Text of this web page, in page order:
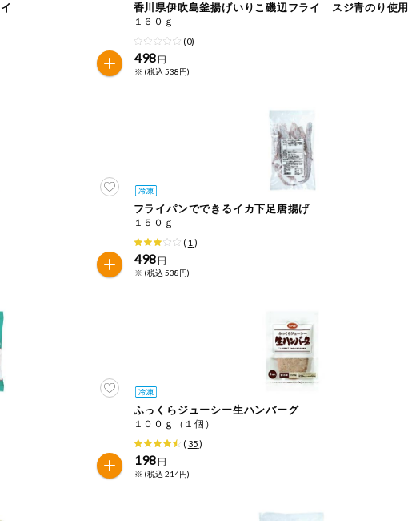
含まれていない商品を検索できます。
落花生 えび
カシューナッツ
バナナ マカダミアナッツ
ため、ご使用前には必ず商品パッケージの表示をご確認ください。
ら情報提供のあった範囲でのお知らせです。
香川県伊吹島釜揚げいりこ磯辺フライ スジ青のり使用
１６０ｇ
(0)
498 円
※ (税込 538円)
フライパンでできるイカ下足唐揚げ
１５０ｇ
( 1 )
498 円
※ (税込 538円)
ふっくらジューシー生ハンバーグ
１００ｇ（１個）
( 35)
198 円
※ (税込 214円)